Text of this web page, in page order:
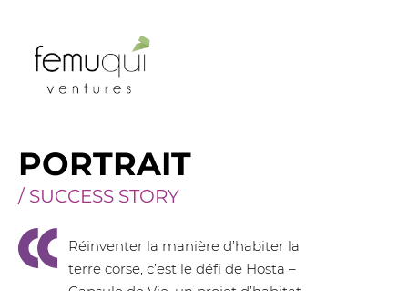
PORTRAIT
/ SUCCESS STORY
Réinventer la manière d’habiter la
terre corse, c’est le défi de Hosta –